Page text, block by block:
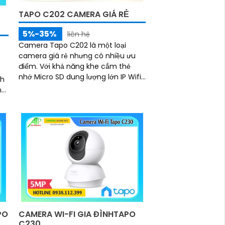
TAPO C202 CAMERA GIÁ RẺ
5%-35%
liên hệ
Camera Tapo C202 là một loại
camera giá rẻ nhưng có nhiều ưu
điểm. Với khả năng khe cắm thẻ
nhớ Micro SD dung lượng lớn IP Wifi
CAMERA WI-FI GIA ĐÌNHTAPO